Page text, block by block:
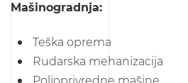
Mašinogradnja:
Teška oprema
Rudarska mehanizacija